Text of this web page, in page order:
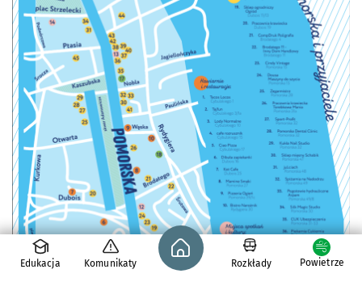
Edukacja Komunikaty
Strona główna - wroclaw.pl
Rozkłady Powietrze